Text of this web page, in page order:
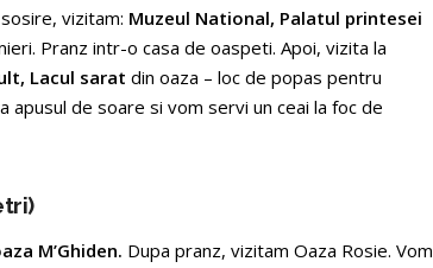
vizitam: Muzeul National, Palatul printesei
Pranz intr-o casa de oaspeti. Apoi, vizita la
Lacul sarat din oaza – loc de popas pentru
de soare si vom servi un ceai la foc de
M’Ghiden. Dupa pranz, vizitam Oaza Rosie. Vom